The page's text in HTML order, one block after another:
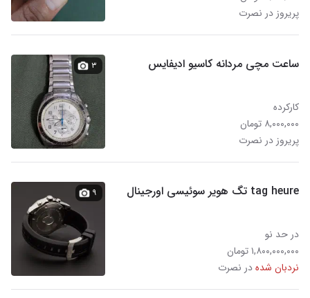
پریروز در نصرت
ساعت مچی مردانه کاسیو ادیفایس
کارکرده
۸,۰۰۰,۰۰۰ تومان
پریروز در نصرت
۳
tag heure تگ هویر سوئیسی اورجینال
در حد نو
۱,۸۰۰,۰۰۰,۰۰۰ تومان
نردبان شدهدر نصرت
۹